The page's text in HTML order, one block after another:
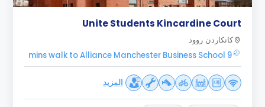
Unite Students Kincardine Court
كانكاردن روود
9 mins walk to Alliance Manchester Business School
المزيد